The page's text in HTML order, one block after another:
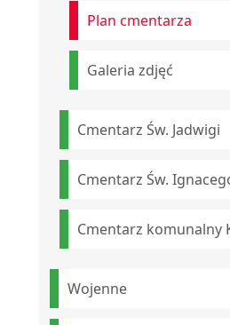
Plan cmentarza
Galeria zdjęć
Cmentarz Św. Jadwigi
Cmentarz Św.
Cmentarz komunalny
Wojenne